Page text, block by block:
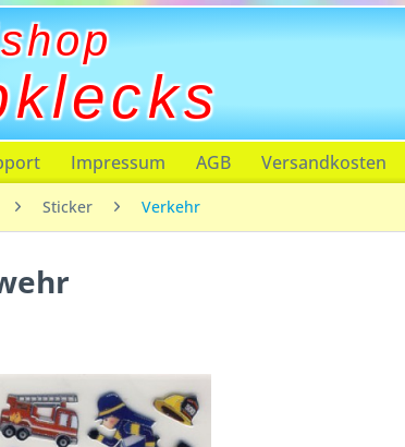
Impressum AGB Versandkosten
Sticker Verkehr